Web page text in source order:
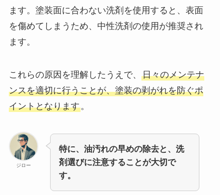
ます。塗装面に合わない洗剤を使用すると、表面
を傷めてしまうため、中性洗剤の使用が推奨され
ます。
これらの原因を理解したうえで、 日々のメンテナ
ンスを適切に行うことが、塗装の剥がれを防ぐポ
イントとなります。
ジロー
特に、油汚れの早めの除去と、洗
剤選びに注意することが大切で
す。